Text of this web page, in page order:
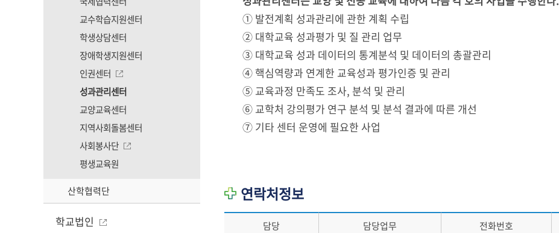
교수학습지원센터
학생상담센터
장애학생지원센터
인권센터
성과관리센터
교양교육센터
지역사회돌봄센터
사회봉사단
평생교육원
산학협력단
학교법인
① 발전계획 성과관리에 관한 계획 수립
② 대학교육 성과평가 및 질 관리 업무
③ 대학교육 성과 데이터의 통계분석 및 데이터의 총괄관리
④ 핵심역량과 연계한 교육성과 평가인증 및 관리
⑤ 교육과정 만족도 조사, 분석 및 관리
⑥ 교학처 강의평가 연구 분석 및 분석 결과에 따른 개선
⑦ 기타 센터 운영에 필요한 사업
연락처정보
담당 담당업무 전화번호